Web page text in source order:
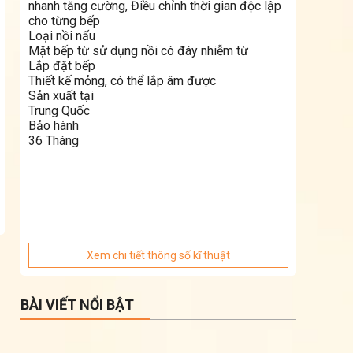
nhanh tăng cường, Điều chỉnh thời gian độc lập
cho từng bếp
Loại nồi nấu
Mặt bếp từ sử dụng nồi có đáy nhiễm từ
Lắp đặt bếp
Thiết kế mỏng, có thể lắp âm được
Sản xuất tại
Trung Quốc
Bảo hành
36 Tháng
Xem chi tiết thông số kĩ thuật
BÀI VIẾT NỔI BẬT